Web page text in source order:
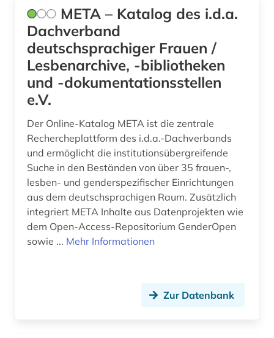
META – Katalog des i.d.a.
Dachverband
deutschsprachiger Frauen /
Lesbenarchive, -bibliotheken
und -dokumentationsstellen
e.V.
Der Online-Katalog META ist die zentrale
Rechercheplattform des i.d.a.-Dachverbands
und ermöglicht die institutionsübergreifende
Suche in den Beständen von über 35 frauen-,
lesben- und genderspezifischer Einrichtungen
aus dem deutschsprachigen Raum. Zusätzlich
integriert META Inhalte aus Datenprojekten wie
dem Open-Access-Repositorium GenderOpen
sowie ... Mehr Informationen
Zur Datenbank